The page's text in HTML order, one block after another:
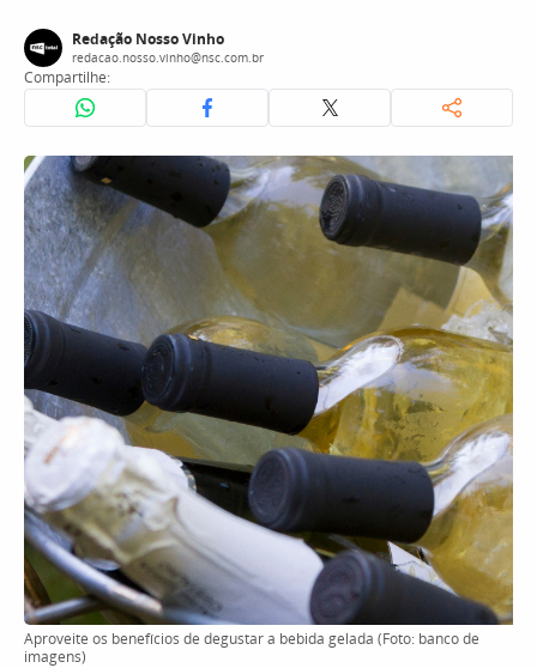
Redação Nosso Vinho
redacao.nosso.vinho@nsc.com.br
Compartilhe:
Aproveite os benefícios de degustar a bebida gelada (Foto: banco de
imagens)